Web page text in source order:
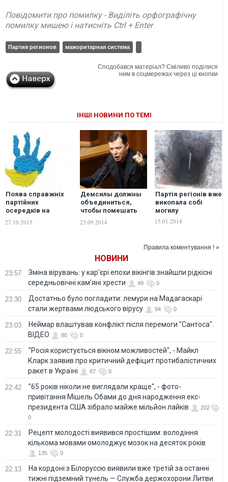
Повідомити про помилку - Виділіть орфографічну
помилку мишею і натисніть Ctrl + Enter
Партия регионов мажоритарная система
Сподобався матеріал? Сміливо поділися
ним в соцмережах через ці кнопки
ІНШІ НОВИНИ ПО ТЕМІ
Поява справжніх
партійних
осередків на
місцях посуне
пусті політпроекти
27.10.2015
Демсилы должны
объединиться,
чтобы помешать
предателям
победить в округах
23.09.2014
Партія регіонів вже
викопала собі
могилу
15.01.2014
Правила коментування ! »
НОВИНИ
23:57
Зміна вірувань: у кар'єрі епохи вікінгів знайшли рідкісні
середньовічні кам’яні хрести
49 0
23:30
Достатньо було погладити: лемури на Мадагаскарі
стали жертвами людського вірусу
94 0
23:03
Неймар влаштував конфлікт після перемоги "Сантоса".
ВІДЕО
80 0
22:55
"Росія користується вікном можливостей", - Майкл
Кларк заявив про критичний дефіцит протибалістичних
ракет в Україні
87 0
22:42
"65 років ніколи не виглядали краще", - фото-
привітання Мішель Обами до дня народження екс-
президента США зібрало майже мільйон лайків
202
0
22:31
Рецепт молодості виявився простішим: володіння
кількома мовами омолоджує мозок на десяток років
135 0
22:13
На кордоні з Білоруссю виявили вже третій за останні
тижні підземний тунель — Служба держохорони Литви